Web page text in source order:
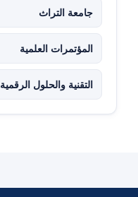
جامعة التراث
المؤتمرات العلمية
التقنية والحلول الرقمية